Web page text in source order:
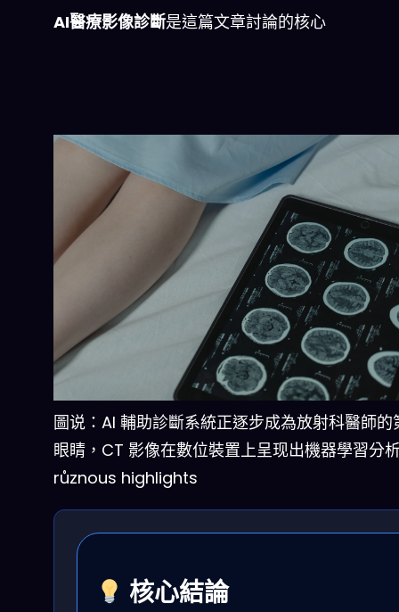
AI醫療影像診斷是這篇文章討論的核心
圖说：AI 輔助診斷系統正逐步成為放射科醫師的
眼睛，CT 影像在數位裝置上呈现出機器學習分
různous highlights
核心結論